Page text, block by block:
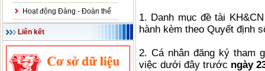
Hoạt động Đảng - Đoàn thể
Liên kết
1. Danh mục đề tài
hành kèm theo Quyết định
2. Cá nhân đăng ký tham
việc dưới đây trước ngày